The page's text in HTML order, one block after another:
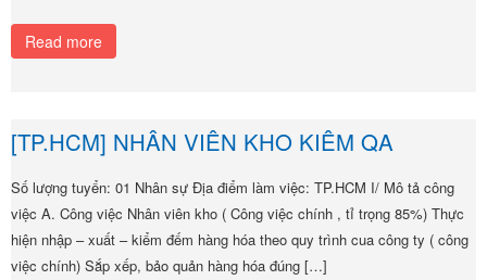
Read more
[TP.HCM] NHÂN VIÊN KHO KIÊM QA
Số lượng tuyển: 01 Nhân sự Địa điểm làm việc: TP.HCM I/ Mô tả công
việc A. Công việc Nhân viên kho ( Công việc chính , tỉ trọng 85%) Thực
hiện nhập – xuất – kiểm đếm hàng hóa theo quy trình cua công ty ( công
việc chính) Sắp xếp, bảo quản hàng hóa đúng […]